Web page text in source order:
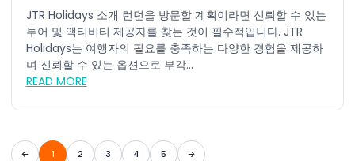
JTR Holidays 소개 런던을 방문할 계획이라면 신뢰할 수 있는
투어 및 액티비티 제공자를 찾는 것이 필수적입니다. JTR
Holidays는 여행자의 필요를 충족하는 다양한 경험을 제공하
며 신뢰할 수 있는 옵션으로 부각...
READ MORE
1 2 3 4 5